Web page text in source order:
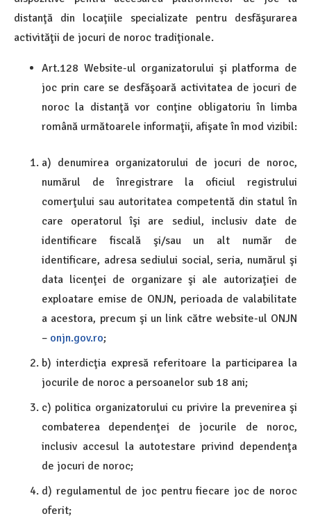
distanţă din locaţiile specializate pentru desfăşurarea
activităţii de jocuri de noroc tradiţionale.
Art.128 Website-ul organizatorului şi platforma de
joc prin care se desfăşoară activitatea de jocuri de
noroc la distanţă vor conţine obligatoriu în limba
română următoarele informaţii, afişate în mod vizibil:
a) denumirea organizatorului de jocuri de noroc,
numărul de înregistrare la oficiul registrului
comerţului sau autoritatea competentă din statul în
care operatorul îşi are sediul, inclusiv date de
identificare fiscală şi/sau un alt număr de
identificare, adresa sediului social, seria, numărul şi
data licenţei de organizare şi ale autorizaţiei de
exploatare emise de ONJN, perioada de valabilitate
a acestora, precum şi un link către website-ul ONJN
– onjn.gov.ro;
b) interdicţia expresă referitoare la participarea la
jocurile de noroc a persoanelor sub 18 ani;
c) politica organizatorului cu privire la prevenirea şi
combaterea dependenţei de jocurile de noroc,
inclusiv accesul la autotestare privind dependenţa
de jocuri de noroc;
d) regulamentul de joc pentru fiecare joc de noroc
oferit;